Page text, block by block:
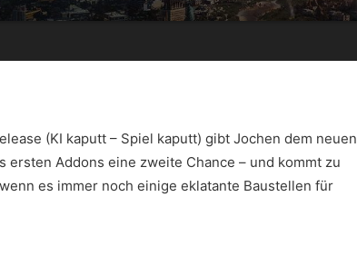
(KI kaputt – Spiel kaputt) gibt Jochen dem neuen
Addons eine zweite Chance – und kommt zu
es immer noch einige eklatante Baustellen für